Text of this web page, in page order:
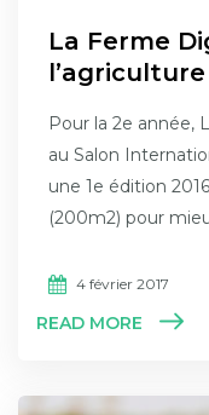
La Ferme
l’agriculture
Pour la 2e année,
au Salon
une 1e édition
(200m2) pour
4 février 2017
READ MORE